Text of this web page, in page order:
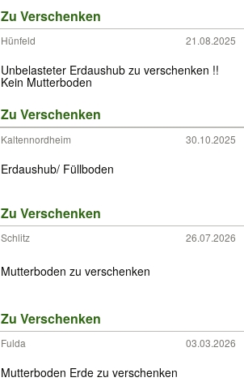
Zu Verschenken
Hünfeld 21.08.2025
Unbelasteter Erdaushub zu verschenken !!
Kein Mutterboden
Zu Verschenken
Kaltennordheim 30.10.2025
Erdaushub/ Füllboden
Zu Verschenken
Schlitz 26.07.2026
Mutterboden zu verschenken
Zu Verschenken
Fulda 03.03.2026
Mutterboden Erde zu verschenken